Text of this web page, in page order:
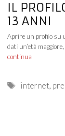
IL
13 ANNI
Aprire un profilo su
dati un’età
continua
Tags
internet,